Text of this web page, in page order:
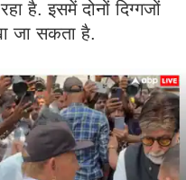
है. इसमें दोनों दिग्गजों
जा सकता है.